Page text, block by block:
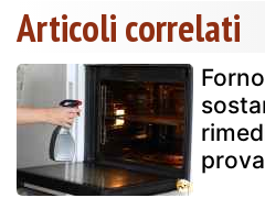
Articoli correlati